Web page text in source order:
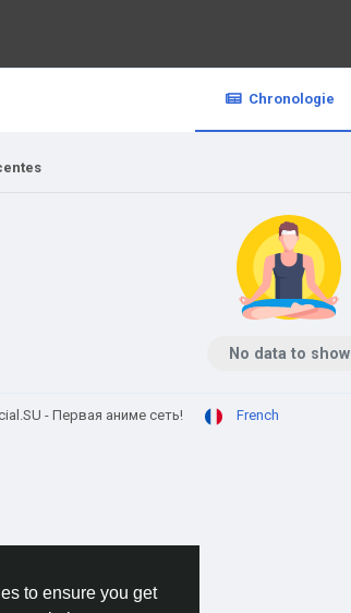
to ensure you get
Chronologie
No data to show
- Первая аниме сеть! French